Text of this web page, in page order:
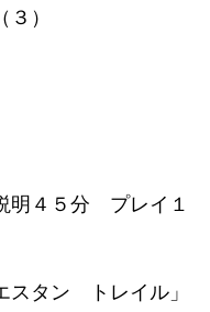
）
４５分 プレイ１
スタン トレイル」